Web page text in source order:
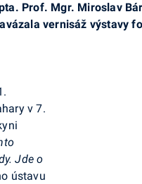
Prof. Mgr. Miroslav
vernisáž výstavy
v 7.
Jde o
ústavu